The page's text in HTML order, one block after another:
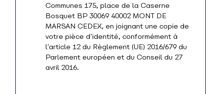
Communes 175, place de la Caserne
Bosquet BP 30069 40002 MONT DE
MARSAN CEDEX, en joignant une copie de
votre pièce d’identité, conformément à
l’article 12 du Règlement (UE) 2016/679 du
Parlement européen et du Conseil du 27
avril 2016.